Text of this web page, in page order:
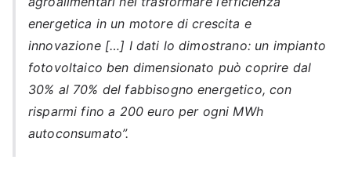
energetica in un motore di crescita e
innovazione […] I dati lo dimostrano: un impianto
fotovoltaico ben dimensionato può coprire dal
30% al 70% del fabbisogno energetico, con
risparmi fino a 200 euro per ogni MWh
autoconsumato”.